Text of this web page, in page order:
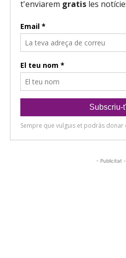
- Publicitat -